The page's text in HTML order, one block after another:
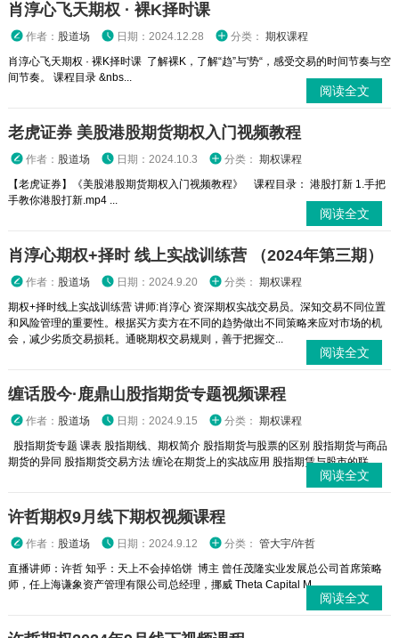
肖淳心飞天期权 · 裸K择时课
作者： 股道场 日期：2024.12.28 分类： 期权课程
肖淳心飞天期权 · 裸K择时课 了解裸K，了解“趋”与'势“，感受交易的时间节奏与空
间节奏。 课程目录 &nbs...
阅读全文
老虎证券 美股港股期货期权入门视频教程
作者： 股道场 日期：2024.10.3 分类： 期权课程
【老虎证券】《美股港股期货期权入门视频教程》 课程目录： 港股打新 1.手把
手教你港股打新.mp4 ...
阅读全文
肖淳心期权+择时 线上实战训练营 （2024年第三期）
作者： 股道场 日期：2024.9.20 分类： 期权课程
期权+择时线上实战训练营 讲师:肖淳心 资深期权实战交易员。深知交易不同位置
和风险管理的重要性。根据买方卖方在不同的趋势做出不同策略来应对市场的机
会，减少劣质交易损耗。通晓期权交易规则，善于把握交...
阅读全文
缠话股今·鹿鼎山股指期货专题视频课程
作者： 股道场 日期：2024.9.15 分类： 期权课程
股指期货专题 课表 股指期线、期权简介 股指期货与股票的区别 股指期货与商品
期货的异同 股指期货交易方法 缠论在期货上的实战应用 股指期赁与股市的联...
阅读全文
许哲期权9月线下期权视频课程
作者： 股道场 日期：2024.9.12 分类： 管大宇/许哲
直播讲师：许哲 知乎：天上不会掉馅饼 博主 曾任茂隆实业发展总公司首席策略
师，任上海谦象资产管理有限公司总经理，挪威 Theta Capital M...
阅读全文